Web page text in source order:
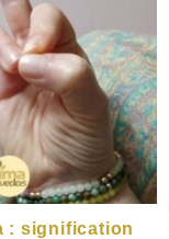
: signification